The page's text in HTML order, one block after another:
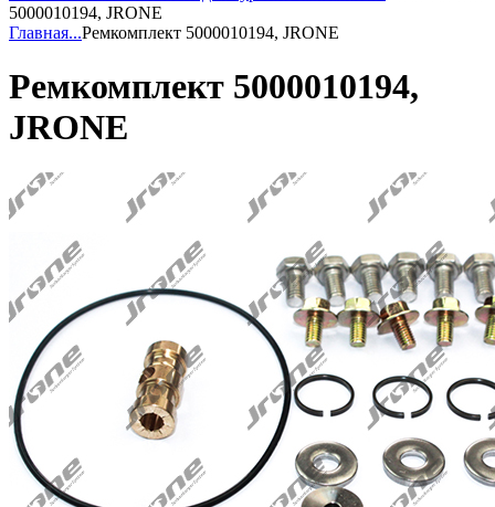
5000010194, JRONE
Главная...Ремкомплект 5000010194, JRONE
Ремкомплект 5000010194,
JRONE